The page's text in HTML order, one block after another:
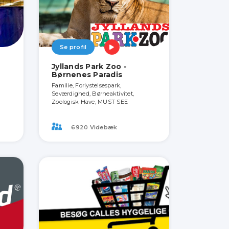
Se profil
Jyllands Park Zoo -
Børnenes Paradis
Familie, Forlystelsespark,
Seværdighed, Børneaktivitet,
Zoologisk Have, MUST SEE
6920 Videbæk